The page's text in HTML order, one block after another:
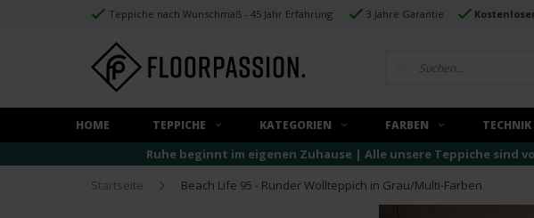
Teppiche nach Wunschmaß - 45 Jahr Erfahrung 3 Jahre Garantie
HOME TEPPICHE KATEGORIEN FARBEN TECHNIK
Ruhe beginnt im eigenen Zuhause | Alle unsere Teppiche
Startseite
Beach Life 95 - Runder Wollteppich in Grau/Multi-Farben